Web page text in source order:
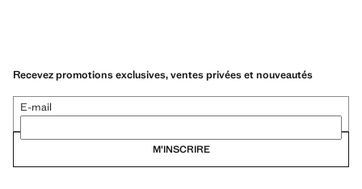
Recevez promotions exclusives, ventes privées et nouveautés
E-mail
M’INSCRIRE